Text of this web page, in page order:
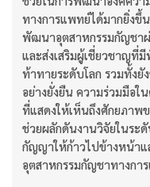
ทางการแพทย์ได้มากยิ่งขึ้
พัฒนาอุตสาหกรรมกัญชา
และส่งเสริมผู้เชี่ยวชาญที่
ท้าทายระดับโลก รวมทั้งยั
อย่างยั่งยืน ความร่วมมือใ
ที่แสดงให้เห็นถึงศักยภาพ
ช่วยผลักดันงานวิจัยในระ
กัญญาให้ก้าวไปข้างหน้าแ
อุตสาหกรรมกัญชาทางกา